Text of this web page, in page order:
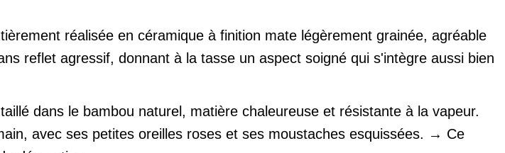
réalisée en céramique à finition mate légèrement grainée, agréable
reflet agressif, donnant à la tasse un aspect soigné qui s'intègre aussi bien
dans le bambou naturel, matière chaleureuse et résistante à la vapeur.
avec ses petites oreilles roses et ses moustaches esquissées. → Ce